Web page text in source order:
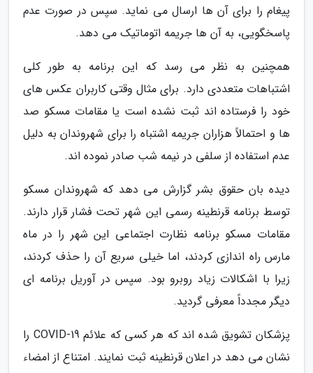
پیغام را برای آن ها ارسال می نماید. سپس در صورت عدم
پاسخگویی، به آن ها جریمه اتوماتیک می دهد.
همچنین به نظر می رسد که این برنامه به طور کلی
اشتباهات متعددی دارد. برای مثال وقتی کاربران عکس های
خود را فرستاده اند ثبت نشده است یا مقامات مسکو صد
ها و احتمالاً هزاران جریمه اشتباه را برای شهروندان به دلیل
عدم استفاده از سلفی در نیمه شب صادر نموده اند.
دیده بان حقوق بشر گزارش می دهد که شهروندان مسکو
توسط برنامه قرنطینه رسمی این شهر تحت فشار قرار دارند.
مقامات مسکو برنامه نظارت اجتماعی این شهر را در ماه
مارس راه اندازی کردند، اما خیلی سریع آن را حذف کردند،
زیرا با اشکالات زیاد روبرو بود. سپس در آوریل برنامه ای
دیگر مجدداً معرفی گردید.
پزشکان تشویق شده اند که هر کسی که علائم COVID-19 را
نشان می دهد در اعلان قرنطینه ثبت نمایند. امتناع از امضاء